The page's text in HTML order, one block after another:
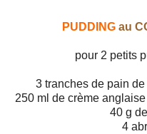
PUDDINGau
pour 2 petits
3 tranches de pain
250 ml de crème
40 g
4